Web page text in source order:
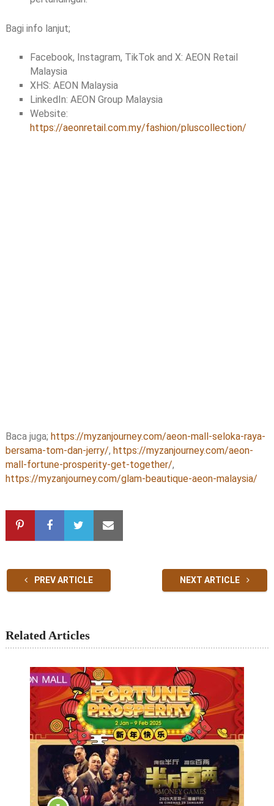
Bagi info lanjut;
Facebook, Instagram, TikTok and X: AEON Retail
Malaysia
XHS: AEON Malaysia
LinkedIn: AEON Group Malaysia
Website:
https://aeonretail.com.my/fashion/pluscollection/
Baca juga; https://myzanjourney.com/aeon-mall-seloka-raya-
bersama-tom-dan-jerry/, https://myzanjourney.com/aeon-
mall-fortune-prosperity-get-together/,
https://myzanjourney.com/glam-beautique-aeon-malaysia/
PREV ARTICLE NEXT ARTICLE
Related Articles